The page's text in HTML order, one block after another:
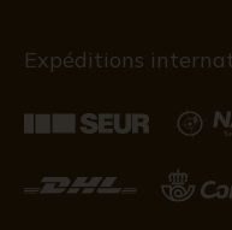
Expéditions